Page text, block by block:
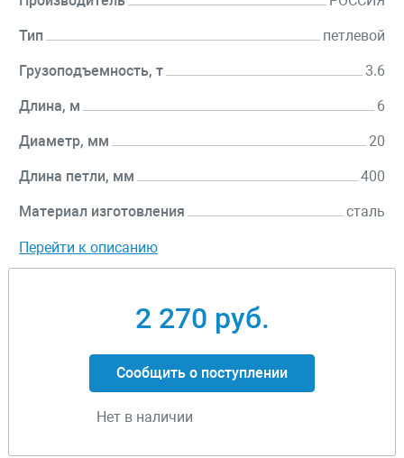
Тип петлевой
Грузоподъемность, т 3.6
Длина, м 6
Диаметр, мм 20
Длина петли, мм 400
Материал изготовления сталь
Перейти к описанию
2 270 руб.
Сообщить о поступлении
Нет в наличии